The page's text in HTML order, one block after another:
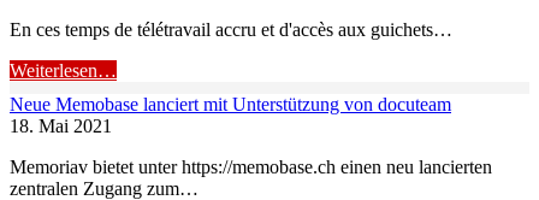
En ces temps de télétravail accru et d'accès aux guichets…
Weiterlesen…
Neue Memobase lanciert mit Unterstützung von docuteam
18. Mai 2021
Memoriav bietet unter https://memobase.ch einen neu lancierten
zentralen Zugang zum…